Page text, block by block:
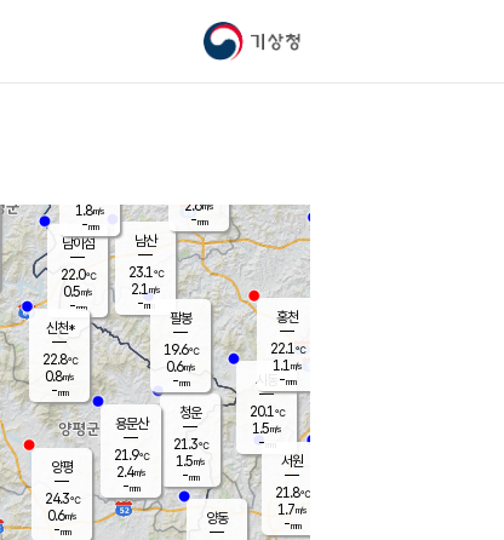
기상청
남이섬
22.0℃
0.5m/s
-mm
남산
23.1℃
2.1 m/s
-mm
청운
21.3℃
1.5m/s
-mm
팔봉
19.6℃
0.6m/s
-mm
양동
1.8m/s
-mm
신천*
22.8℃
0.8m/s
-mm
시동
20.1℃
1.5m/s
- mm
서원
21.8℃
1.7m/s
-mm
용문산
21.9℃
2.4m/s
-mm
홍천
22.1℃
1.1 m/s
-mm
양평
24.3℃
0.6m/s
-mm
2.6m/s
-mm